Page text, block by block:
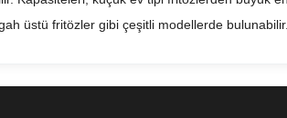
üstü fritözler gibi çeşitli modellerde